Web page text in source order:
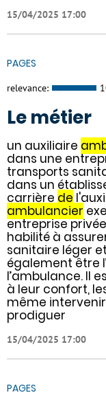
15/04/2025 17:00
PAGES
relevance:
Le métier
un auxiliaire
dans une
transports
dans un
carrière de
ambulancier
entreprise
habilité à
sanitaire léger et
également être
l’ambulance. Il
à leur confort,
même
prodiguer
15/04/2025 17:00
PAGES